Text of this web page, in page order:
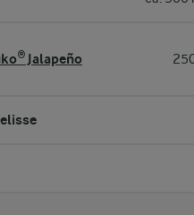
Jalapeño